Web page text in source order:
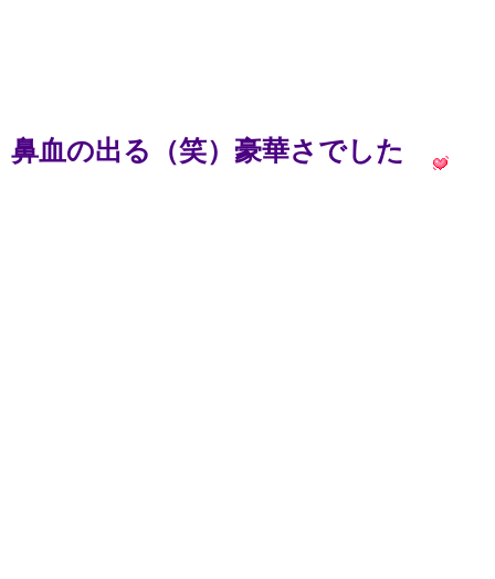
鼻血の出る（笑）豪華さでした